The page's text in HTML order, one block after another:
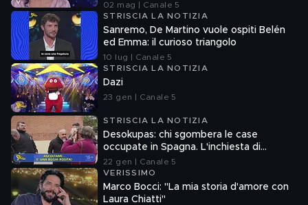
02 mag | Canale 5
STRISCIA LA NOTIZIA
Sanremo, De Martino vuole ospiti Belén
ed Emma: il curioso triangolo
10 lug | Canale 5
STRISCIA LA NOTIZIA
Dazi
23 gen | Canale 5
STRISCIA LA NOTIZIA
Desokupas: chi sgombera le case
occupate in Spagna. L'inchiesta di
Francesco Mazza
22 gen | Canale 5
VERISSIMO
Marco Bocci: "La mia storia d'amore con
Laura Chiatti"